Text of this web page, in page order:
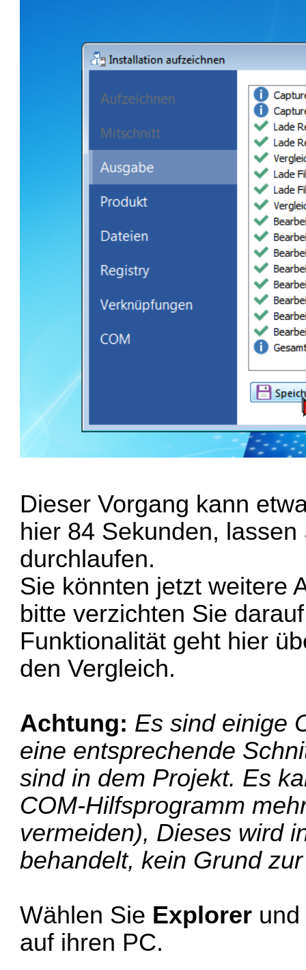
Dieser Vorgang kann
hier 84 Sekunden,
durchlaufen.
Sie könnten jetzt weitere
bitte verzichten Sie
Funktionalität geht hier
den Vergleich.
Achtung: Es sind einige
eine entsprechende
sind in dem Projekt. Es
COM-Hilfsprogramm
vermeiden), Dieses wird
behandelt, kein Grund
Wählen Sie Explorer
auf ihren PC.